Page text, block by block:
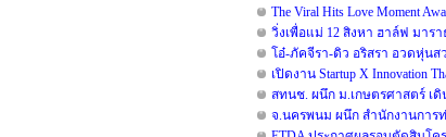
The Viral Hits Love Moment
วิ่งเพื่อแม่ 12 สิงหา ฮาล์ฟ มาร
โอ๋-ภัคจีรา-ดิว อริสรา อวดหุ่น
เปิดงาน Startup X Innovation
สทนช. ผนึก ม.เกษตรศาสตร์ เ
จ.นครพนม ผนึก สำนักงานการ